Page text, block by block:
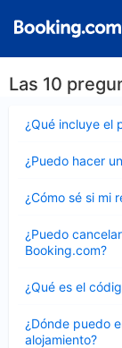
Las 10
¿Qué incluye el
cerrado
¿Puedo hacer
cerrado
¿Cómo sé si mi
cerrado
¿Puedo
Booking.com?
cerrado
¿Qué es el
cerrado
¿Dónde puedo
alojamiento?
cerrado